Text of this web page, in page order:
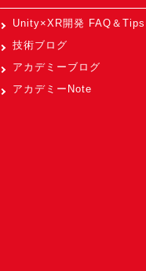
Unity×XR開発 FAQ＆Tips
技術ブログ
アカデミーブログ
アカデミーNote